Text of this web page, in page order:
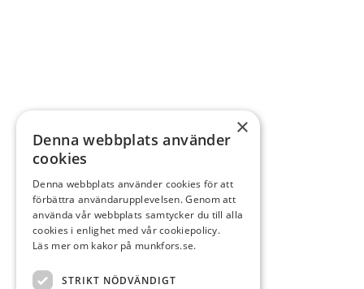
×
Denna webbplats använder
cookies
Denna webbplats använder cookies för att
förbättra användarupplevelsen. Genom att
använda vår webbplats samtycker du till alla
cookies i enlighet med vår cookiepolicy.
Läs mer om kakor på munkfors.se.
STRIKT NÖDVÄNDIGT